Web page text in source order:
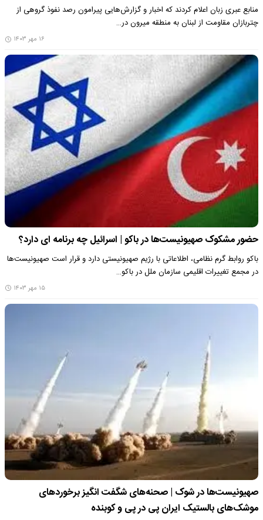
منابع عبری زبان اعلام کردند که اخبار و گزارش‌هایی پیرامون رصد نفوذ گروهی از
چتربازان مقاومت از لبنان به منطقه میرون در…
۱۶ مهر ۱۴۰۳
حضور مشکوک صهیونیست‌ها در باکو | اسرائیل چه برنامه ای دارد؟
باکو روابط گرم نظامی، اطلاعاتی با رژیم صهیونیستی دارد و قرار است صهیونیست‌ها
در مجمع تغییرات اقلیمی سازمان ملل در باکو…
۱۵ مهر ۱۴۰۳
صهیونیست‌ها در شوک | صحنه‌های شگفت انگیز برخورد‌های
موشک‌های بالستیک ایران پی در پی و کوبنده